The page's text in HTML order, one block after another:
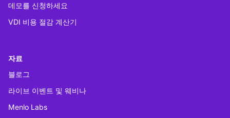
데모를 신청하세요
VDI 비용 절감 계산기
자료
블로그
라이브 이벤트 및 웨비나
Menlo Labs